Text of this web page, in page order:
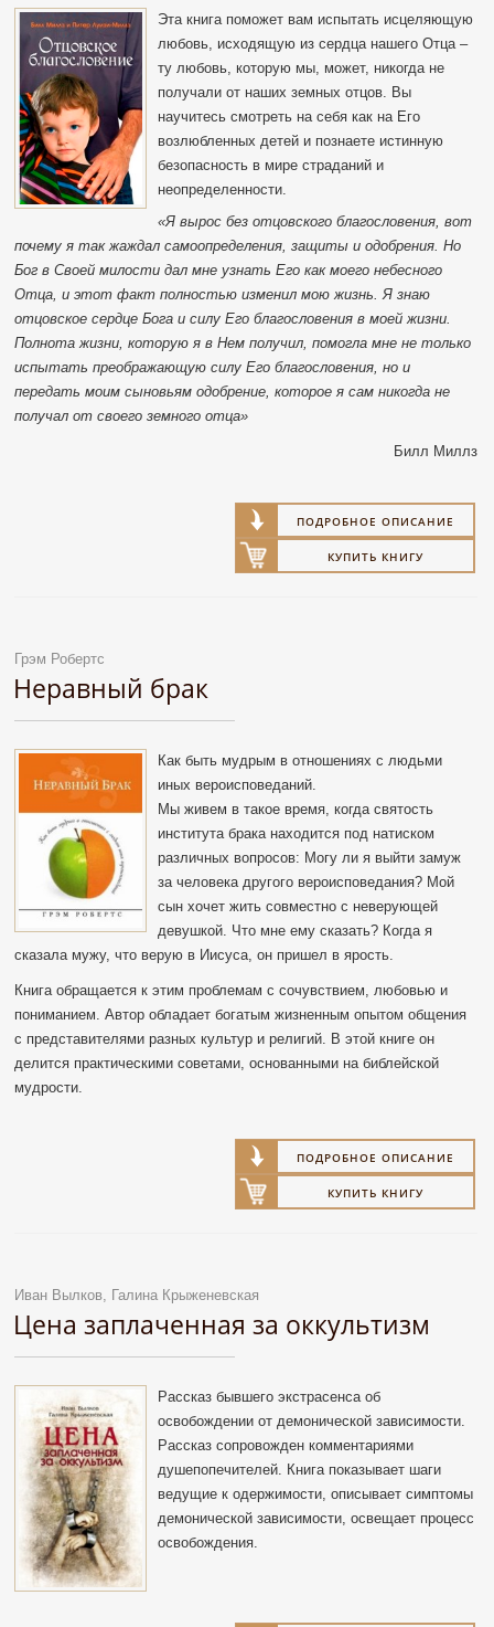
Эта книга поможет вам испытать исцеляющую
любовь, исходящую из сердца нашего Отца –
ту любовь, которую мы, может, никогда не
получали от наших земных отцов. Вы
научитесь смотреть на себя как на Его
возлюбленных детей и познаете истинную
безопасность в мире страданий и
неопределенности.
«Я вырос без отцовского благословения, вот
почему я так жаждал самоопределения, защиты и одобрения. Но
Бог в Своей милости дал мне узнать Его как моего небесного
Отца, и этот факт полностью изменил мою жизнь. Я знаю
отцовское сердце Бога и силу Его благословения в моей жизни.
Полнота жизни, которую я в Нем получил, помогла мне не только
испытать преображающую силу Его благословения, но и
передать моим сыновьям одобрение, которое я сам никогда не
получал от своего земного отца»
Билл Миллз
ПОДРОБНОЕ ОПИСАНИЕ
КУПИТЬ КНИГУ
Грэм Робертс
Неравный брак
Как быть мудрым в отношениях с людьми
иных вероисповеданий.
Мы живем в такое время, когда святость
института брака находится под натиском
различных вопросов: Могу ли я выйти замуж
за человека другого вероисповедания? Мой
сын хочет жить совместно с неверующей
девушкой. Что мне ему сказать? Когда я
сказала мужу, что верую в Иисуса, он пришел в ярость.
Книга обращается к этим проблемам с сочувствием, любовью и
пониманием. Автор обладает богатым жизненным опытом общения
с представителями разных культур и религий. В этой книге он
делится практическими советами, основанными на библейской
мудрости.
ПОДРОБНОЕ ОПИСАНИЕ
КУПИТЬ КНИГУ
Иван Вылков, Галина Крыженевская
Цена заплаченная за оккультизм
Рассказ бывшего экстрасенса об
освобождении от демонической зависимости.
Рассказ сопровожден комментариями
душепопечителей. Книга показывает шаги
ведущие к одержимости, описывает симптомы
демонической зависимости, освещает процесс
освобождения.